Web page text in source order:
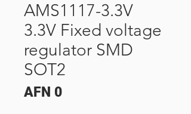
AMS1117-3.3V
3.3V Fixed voltage
regulator SMD
SOT2
AFN 0Price